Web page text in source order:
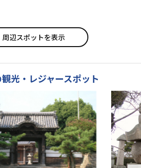
周辺スポットを表示
光・レジャースポット